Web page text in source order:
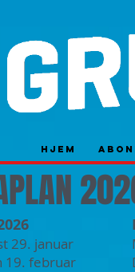
29. januar
19. februar
Hjem